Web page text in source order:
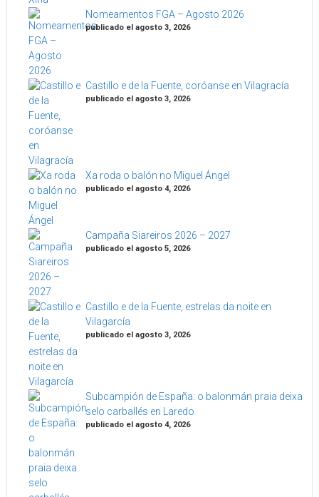
Nomeamentos FGA – Agosto 2026
publicado el agosto 3, 2026
Castillo e de la Fuente, coróanse en Vilagracía
publicado el agosto 3, 2026
Xa roda o balón no Miguel Ángel
publicado el agosto 4, 2026
Campaña Siareiros 2026 – 2027
publicado el agosto 5, 2026
Castillo e de la Fuente, estrelas da noite en
Vilagarcía
publicado el agosto 3, 2026
Subcampión de España: o balonmán praia deixa
selo carballés en Laredo
publicado el agosto 4, 2026